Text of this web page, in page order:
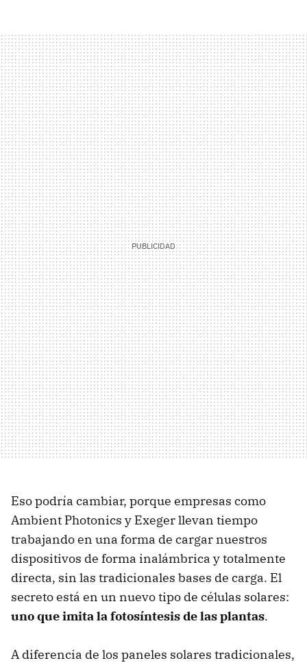
Eso podría cambiar, porque empresas como
Ambient Photonics y Exeger llevan tiempo
trabajando en una forma de cargar nuestros
dispositivos de forma inalámbrica y totalmente
directa, sin las tradicionales bases de carga. El
secreto está en un nuevo tipo de células solares:
uno que imita la fotosíntesis de las plantas.
A diferencia de los paneles solares tradicionales,